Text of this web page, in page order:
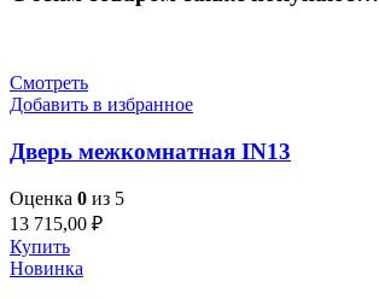
Смотреть
Добавить в избранное
Дверь межкомнатная IN13
Оценка 0 из 5
13 715,00 ₽
Купить
Новинка